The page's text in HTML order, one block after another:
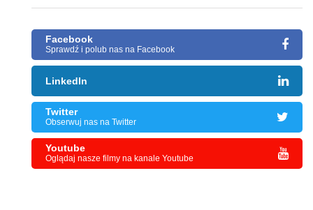
Facebook
Sprawdź i polub nas na Facebook
LinkedIn
Twitter
Obserwuj nas na Twitter
Youtube
Oglądaj nasze filmy na kanale Youtube